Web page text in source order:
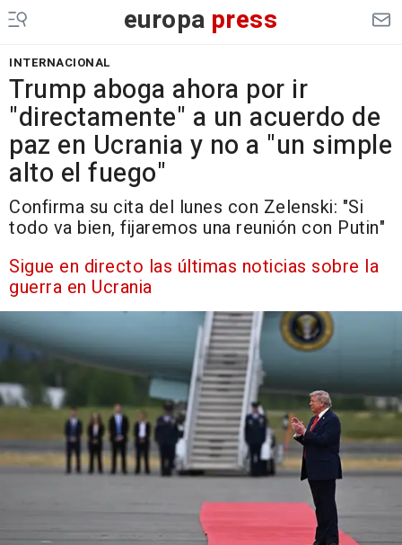
europa press
INTERNACIONAL
Trump aboga ahora por ir
"directamente" a un acuerdo de
paz en Ucrania y no a "un simple
alto el fuego"
Confirma su cita del lunes con Zelenski: "Si
todo va bien, fijaremos una reunión con Putin"
Sigue en directo las últimas noticias sobre la
guerra en Ucrania